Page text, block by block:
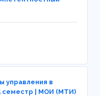
управления в
семестр | МОИ (МТИ)